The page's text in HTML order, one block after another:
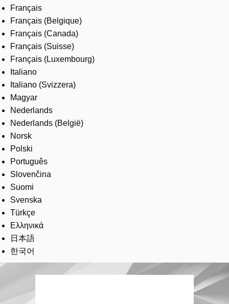
Français
Français (Belgique)
Français (Canada)
Français (Suisse)
Français (Luxembourg)
Italiano
Italiano (Svizzera)
Magyar
Nederlands
Nederlands (België)
Norsk
Polski
Português
Slovenčina
Suomi
Svenska
Türkçe
Ελληνικά
日本語
한국어